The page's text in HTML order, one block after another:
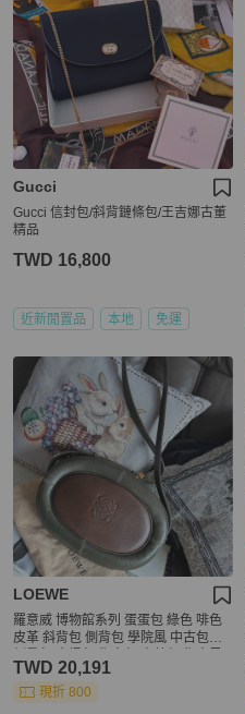
Gucci
Gucci 信封包/斜背鏈條包/王吉娜古董
精品
TWD 16,800
近新閒置品 本地 免運
LOEWE
羅意威 博物館系列 蛋蛋包 綠色 啡色
皮革 斜背包 側背包 學院風 中古包包
腋下包 經典款 手袋 斜挎包 孭背包 單
肩包古董包 斜背包vintage loewe gre
TWD 20,191
現折 800